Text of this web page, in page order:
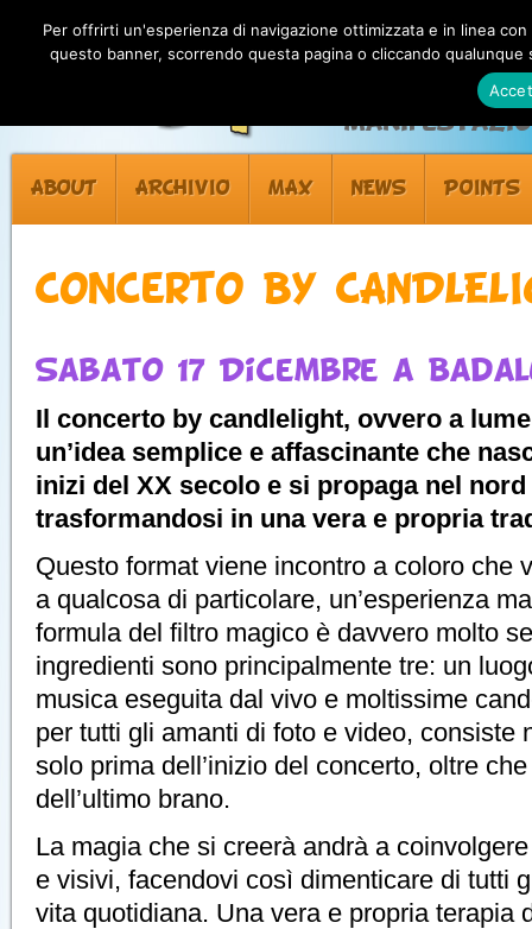
ABOUT ARCHIVIO MAX NEWS POINTS
Concerto BY
Sabato 17 Dicembre a
Il concerto by candlelight, ovvero a
un’idea semplice e affascinante che
inizi del XX secolo e si propaga nel
trasformandosi in una vera e propria
Questo format viene incontro a coloro che
a qualcosa di particolare, un’esperienza
formula del filtro magico è davvero molto
ingredienti sono principalmente tre: un
musica eseguita dal vivo e moltissime
per tutti gli amanti di foto e video, consiste
solo prima dell’inizio del concerto, oltre
dell’ultimo brano.
La magia che si creerà andrà a
e visivi, facendovi così dimenticare di tutti
vita quotidiana. Una vera e propria terapia
Per offrirti un'esperienza di navigazione ottimizzata e in linea
questo banner, scorrendo questa pagina o cliccando